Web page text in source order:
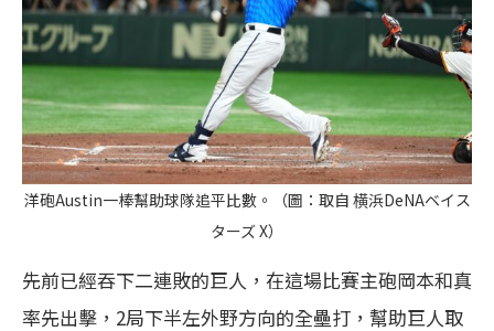
洋砲Austin一棒幫助球隊追平比數。（圖：取自 横浜DeNAベイス
ターズ X）
先前已經吞下二連敗的巨人，在這場比賽主砲岡本和真
率先出擊，2局下半左外野方向的全壘打，幫助巨人取